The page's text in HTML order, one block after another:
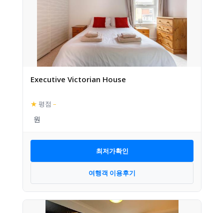
Executive Victorian House
★ 평점 –
최저가확인
여행객 이용후기